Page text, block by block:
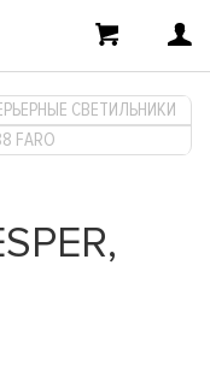
СВЕТИЛЬНИКИ
FARO